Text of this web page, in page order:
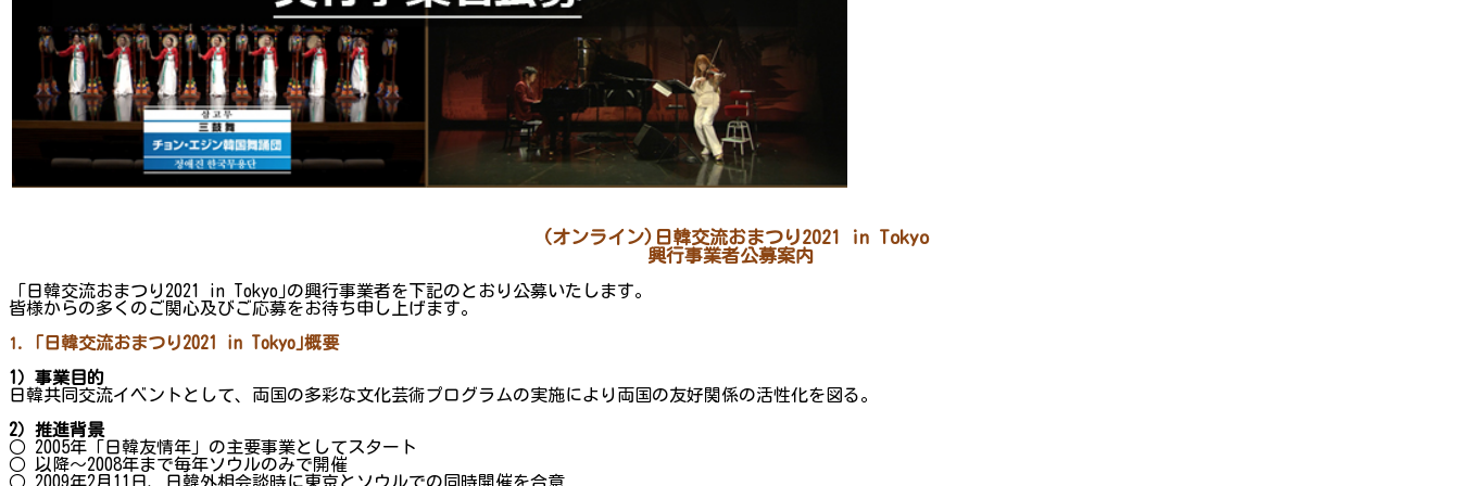
(オンライン) 日韓交流おまつり2021 in Tokyo
興行事業者公募案内
｢日韓交流おまつり2021 in Tokyo｣の興行事業者を下記のとおり公募いたします。
皆様からの多くのご関心及びご応募をお待ち申し上げます。
1.
｢日韓交流おまつり2021 in Tokyo｣概要
1 ）事業目的
日韓共同交流イベントとして、両国の多彩な文化芸術プログラムの実施により両国の友好関係の活性化を図る。
2）推進背景
○ 2005年「日韓友情年」の主要事業としてスタート
○ 以降～2008年まで毎年ソウルのみで開催
○ 2009年2月11日、日韓外相会談時に東京とソウルでの同時開催を合意